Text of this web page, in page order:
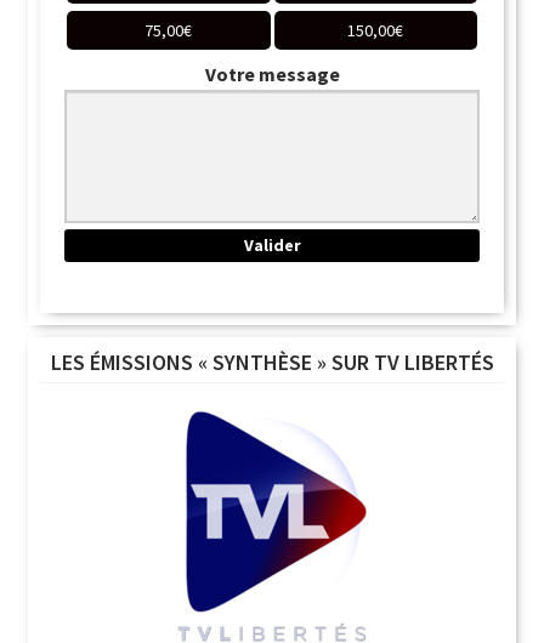
75,00€ 150,00€
Votre message
LES ÉMISSIONS « SYNTHÈSE » SUR TV LIBERTÉS